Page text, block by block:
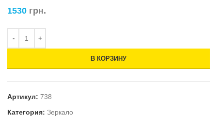
1530 грн.
В КОРЗИНУ
Артикул: 738
Категория: Зеркало